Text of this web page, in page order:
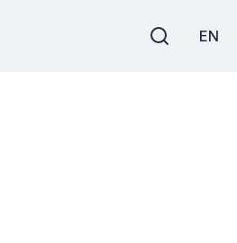
EN